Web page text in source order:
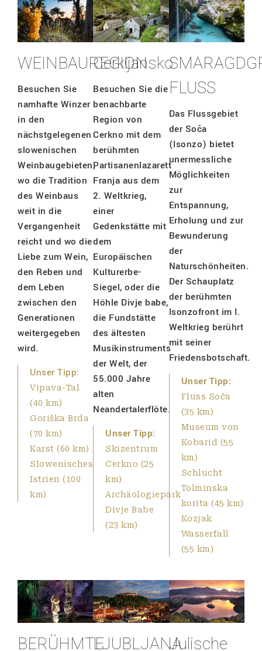
WEINBAUREGION
Besuchen Sie
namhafte Winzer
in den
nächstgelegenen
slowenischen
Weinbaugebieten,
wo die Tradition
des Weinbaus
weit in die
Vergangenheit
reicht und wo die
Liebe zum Wein,
den Reben und
dem Leben
zwischen den
Generationen
weitergegeben
wird.
Unser Tipp:
Vipava-Tal
(40 km)
Goriška Brda
(70 km)
Karst (60 km)
Slowenisches
Istrien (100
km)
Cerkljansko
Besuchen Sie die
benachbarte
Region von
Cerkno mit dem
berühmten
Partisanenlazarett
Franja aus dem
2. Weltkrieg,
einer
Gedenkstätte mit
dem
Europäischen
Kulturerbe-
Siegel, oder die
Höhle Divje babe,
die Fundstätte
des ältesten
Musikinstruments
der Welt, der
55.000 Jahre
alten
Neandertalerflöte.
Unser Tipp:
Skizentrum
Cerkno (25
km)
Archäologiepark
Divje Babe
(23 km)
FLUSS
Das Flussgebiet
der Soča
(Isonzo) bietet
unermessliche
Möglichkeiten
zur
Entspannung,
Erholung und zur
Bewunderung
der
Naturschönheiten.
Der Schauplatz
der berühmten
Isonzofront im I.
Weltkrieg berührt
mit seiner
Friedensbotschaft.
Unser Tipp:
Fluss Soča
(35 km)
Museum von
Kobarid (55
km)
Schlucht
Tolminska
korita (45 km)
Kozjak
Wasserfall
(55 km)
BERÜHMTELJUBLJANAJulische